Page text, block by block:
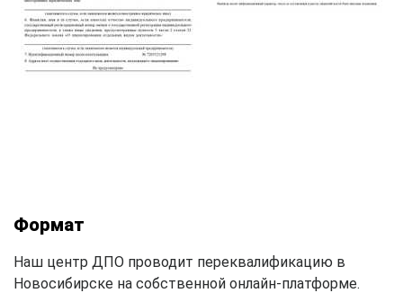
Формат
Наш центр ДПО проводит переквалификацию в
Новосибирске на собственной онлайн-платформе.